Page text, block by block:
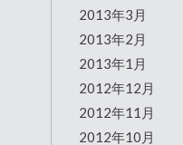
2013年3月
2013年2月
2013年1月
2012年12月
2012年11月
2012年10月